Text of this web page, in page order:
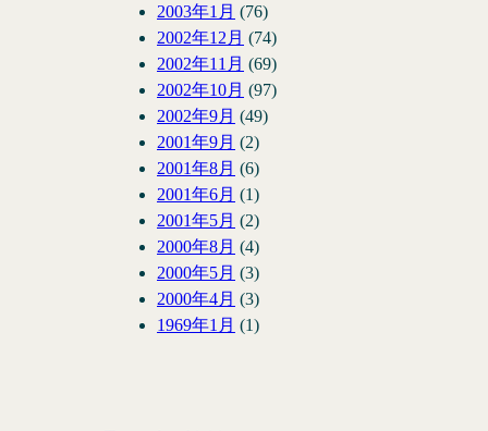
2003年1月 (76)
2002年12月 (74)
2002年11月 (69)
2002年10月 (97)
2002年9月 (49)
2001年9月 (2)
2001年8月 (6)
2001年6月 (1)
2001年5月 (2)
2000年8月 (4)
2000年5月 (3)
2000年4月 (3)
1969年1月 (1)